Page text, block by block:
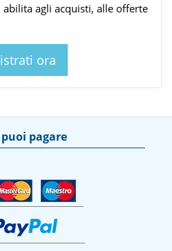
abilita agli acquisti, alle offerte
puoi pagare